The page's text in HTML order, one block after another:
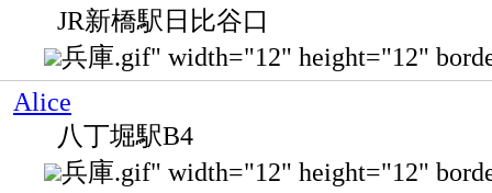
JR新橋駅日比谷口
兵庫.gif" width="12" height="12"
Alice
八丁堀駅B4
兵庫.gif" width="12" height="12"